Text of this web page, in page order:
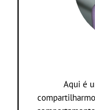
Aqui é